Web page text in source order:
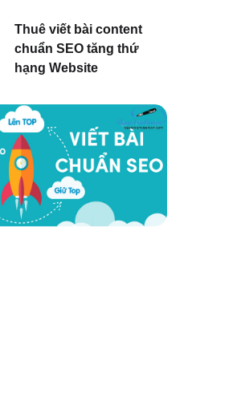
Thuê viết bài content
chuẩn SEO tăng thứ
hạng Website